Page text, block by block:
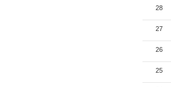
28
27
26
25